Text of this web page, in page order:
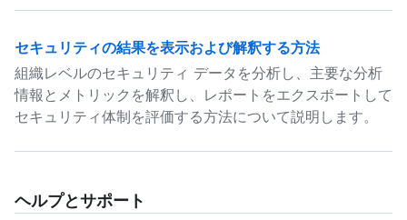
セキュリティの結果を表示および解釈する方法
組織レベルのセキュリティ データを分析し、主要な分析
情報とメトリックを解釈し、レポートをエクスポートして
セキュリティ体制を評価する方法について説明します。
ヘルプとサポート